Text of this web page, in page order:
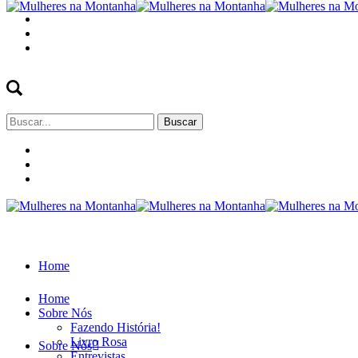
Buscar
por:
Home
Sobre Nós
Home
Sobre Nós
Fazendo História!
Livro Rosa